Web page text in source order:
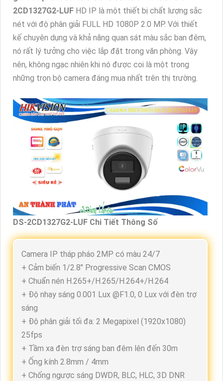
2CD1327G2-LUF HD IP là một thiết bị chất lượng sắc
nét với độ phân giải FULL HD 1080P 2.0 MP. Với thiết
kế chuyên dụng và khả năng quan sát màu sắc ban đêm,
nó rất lý tưởng cho việc lắp đặt trong văn phòng. Vậy
nên, không ngạc nhiên khi nó được coi là một trong
những trọn bộ camera đáng mua nhất trên thị trường.
DS-2CD1327G2-LUF Chi Tiết Thông Số
Camera IP tháp pháo 2MP có màu 24/7
+ Cảm biến 1/2.8" Progressive Scan CMOS
+ Chuẩn nén H.265+/H.265/H.264+/H.264
+ Độ nhạy sáng 0.001 Lux @F1.0, 0 Lux với đèn trợ
sáng
+ Độ phân giải tối đa: 2 Megapixel (1920x1080)
25fps
+ Tầm xa đèn trợ sáng ban đêm lên đến 30m
+ Ống kính 2.8mm / 4mm
+ Chống ngược sáng DWDR, BLC, HLC, 3D DNR